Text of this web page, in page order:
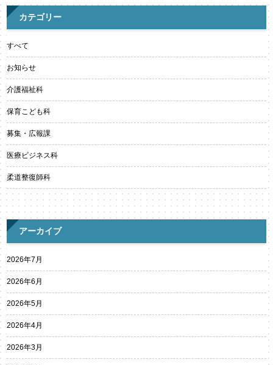
カテゴリー
すべて
お知らせ
介護福祉科
保育こども科
募集・広報課
医療ビジネス科
柔道整復師科
アーカイブ
2026年7月
2026年6月
2026年5月
2026年4月
2026年3月